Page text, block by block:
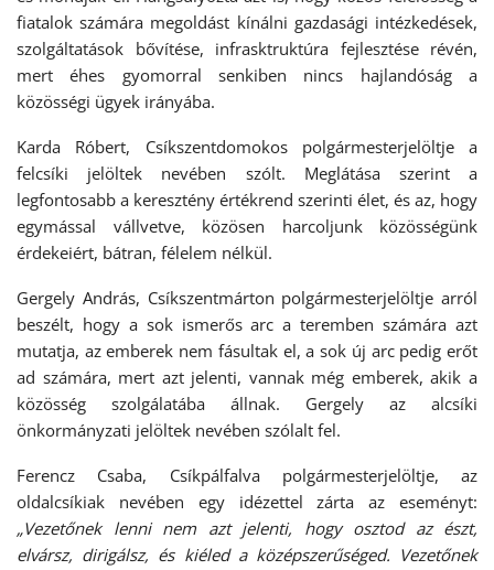
fiatalok számára megoldást kínálni gazdasági intézkedések,
szolgáltatások bővítése, infrasktruktúra fejlesztése révén,
mert éhes gyomorral senkiben nincs hajlandóság a
közösségi ügyek irányába.
Karda Róbert, Csíkszentdomokos polgármesterjelöltje a
felcsíki jelöltek nevében szólt. Meglátása szerint a
legfontosabb a keresztény értékrend szerinti élet, és az, hogy
egymással vállvetve, közösen harcoljunk közösségünk
érdekeiért, bátran, félelem nélkül.
Gergely András, Csíkszentmárton polgármesterjelöltje arról
beszélt, hogy a sok ismerős arc a teremben számára azt
mutatja, az emberek nem fásultak el, a sok új arc pedig erőt
ad számára, mert azt jelenti, vannak még emberek, akik a
közösség szolgálatába állnak. Gergely az alcsíki
önkormányzati jelöltek nevében szólalt fel.
Ferencz Csaba, Csíkpálfalva polgármesterjelöltje, az
oldalcsíkiak nevében egy idézettel zárta az eseményt:
„Vezetőnek lenni nem azt jelenti, hogy osztod az észt,
elvársz, dirigálsz, és kiéled a középszerűséged. Vezetőnek